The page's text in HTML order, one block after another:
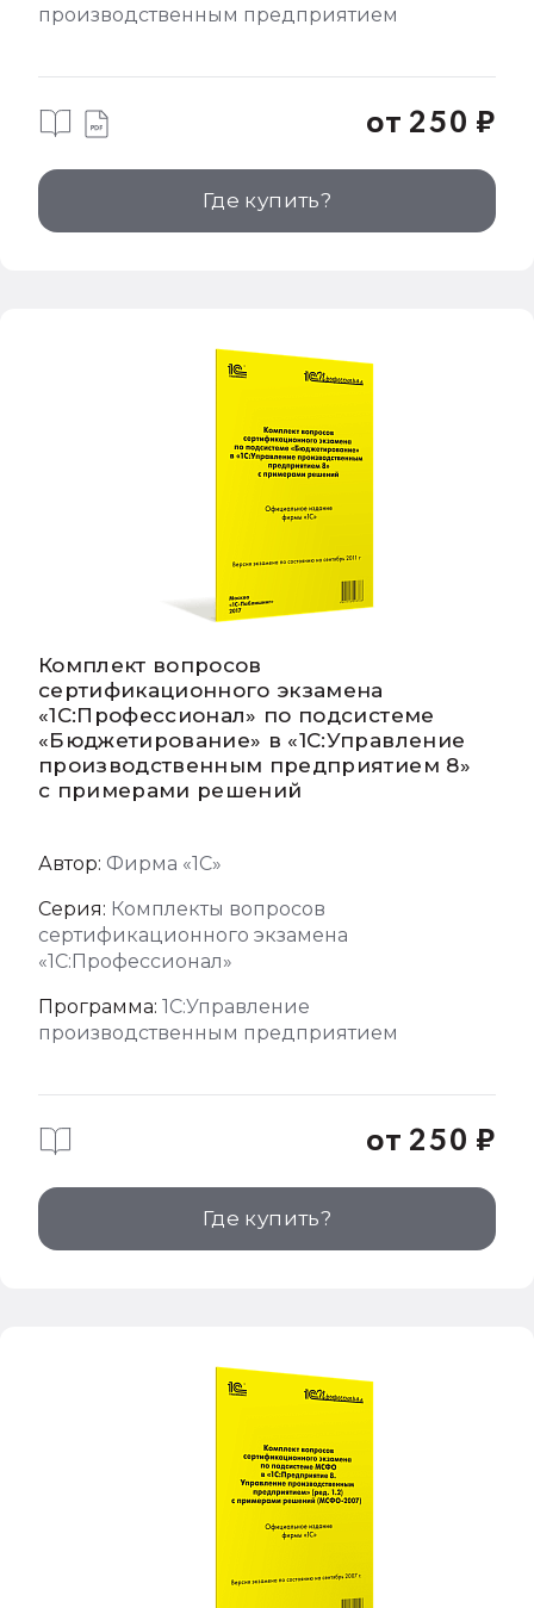
производственным предприятием
от 250 ₽
Где купить?
Комплект вопросов
сертификационного экзамена
«1С:Профессионал» по подсистеме
«Бюджетирование» в «1С:Управление
производственным предприятием 8»
с примерами решений
Автор: Фирма «1С»
Серия: Комплекты вопросов
сертификационного экзамена
«1С:Профессионал»
Программа: 1С:Управление
производственным предприятием
от 250 ₽
Где купить?